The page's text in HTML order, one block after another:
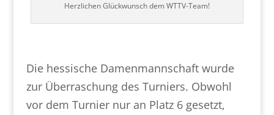
Herzlichen Glückwunsch dem WTTV-Team!
Die hessische Damenmannschaft wurde
zur Überraschung des Turniers. Obwohl
vor dem Turnier nur an Platz 6 gesetzt,